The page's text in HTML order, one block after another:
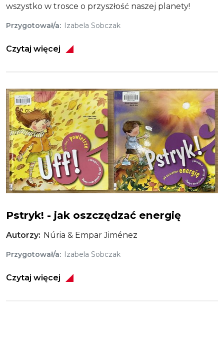
wszystko w trosce o przyszłość naszej planety!
Przygotował/a Izabela Sobczak
Czytaj więcej
Obraz
Pstryk! - jak oszczędzać energię
Autorzy Núria & Empar Jiménez
Przygotował/a Izabela Sobczak
Czytaj więcej